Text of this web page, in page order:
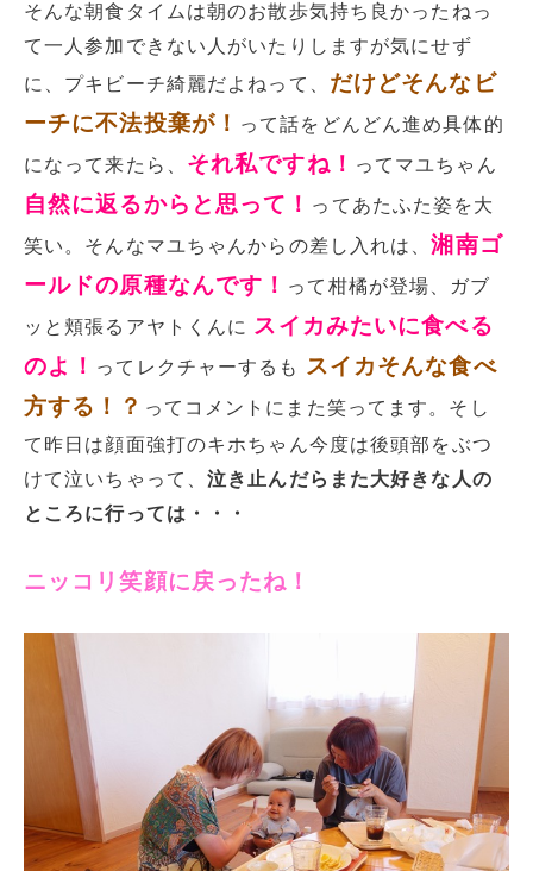
そんな朝食タイムは朝のお散歩気持ち良かったねっ
て一人参加できない人がいたりしますが気にせず
に、プキビーチ綺麗だよねって、 だけどそんなビ
ーチに不法投棄が！ って話をどんどん進め具体的
になって来たら、 それ私ですね！ ってマユちゃん
自然に返るからと思って！ ってあたふた姿を大
笑い。そんなマユちゃんからの差し入れは、湘南ゴ
ールドの原種なんです！ って柑橘が登場、ガブ
ッと頬張るアヤトくんに スイカみたいに食べる
のよ！ ってレクチャーするも スイカそんな食べ
方する！？ ってコメントにまた笑ってます。そし
て昨日は顔面強打のキホちゃん今度は後頭部をぶつ
けて泣いちゃって、泣き止んだらまた大好きな人の
ところに行っては・・・
ニッコリ笑顔に戻ったね！